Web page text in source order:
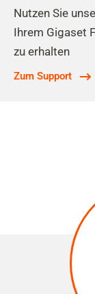
Nutzen Sie
Ihrem Gigaset
zu erhalten
Zum Support